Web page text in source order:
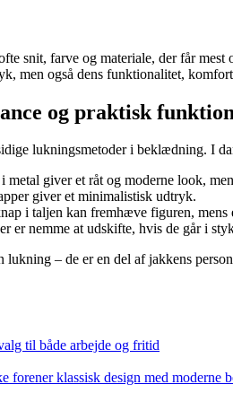
snit, farve og materiale, der får
men også dens funktionalitet,
og praktisk funktion
lukningsmetoder i beklædning. I
metal giver et råt og moderne look,
giver et minimalistisk udtryk.
i taljen kan fremhæve figuren,
er nemme at udskifte, hvis de går i
lukning – de er en del af jakkens
til både arbejde og fritid
forener klassisk design med